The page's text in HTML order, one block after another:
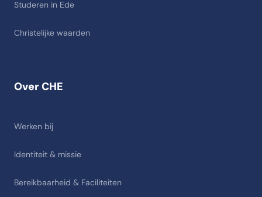
Over CHE
Werken bij
Identiteit & missie
Bereikbaarheid & Faciliteiten
Studeren in Ede
Christelijke waarden